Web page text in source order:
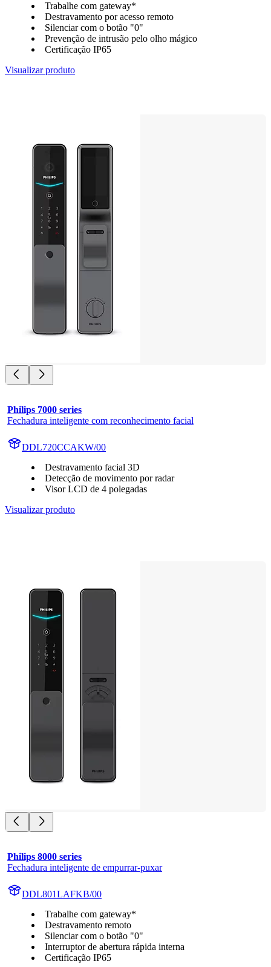
Trabalhe com gateway*
Destravamento por acesso remoto
Silenciar com o botão "0"
Prevenção de intrusão pelo olho mágico
Certificação IP65
Visualizar produto
Philips 7000 series
Fechadura inteligente com reconhecimento facial
DDL720CCAKW/00
Destravamento facial 3D
Detecção de movimento por radar
Visor LCD de 4 polegadas
Visualizar produto
Philips 8000 series
Fechadura inteligente de empurrar-puxar
DDL801LAFKB/00
Trabalhe com gateway*
Destravamento remoto
Silenciar com o botão "0"
Interruptor de abertura rápida interna
Certificação IP65